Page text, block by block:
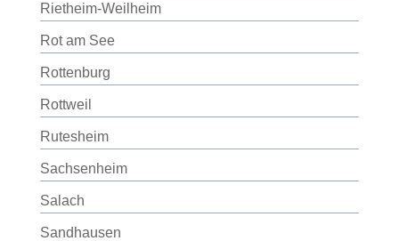
Rietheim-Weilheim
Rot am See
Rottenburg
Rottweil
Rutesheim
Sachsenheim
Salach
Sandhausen